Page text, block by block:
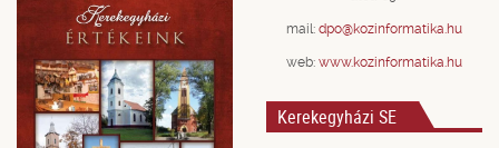
mail: dpo@kozinformatika.hu
web: www.kozinformatika.hu
Kerekegyházi SE